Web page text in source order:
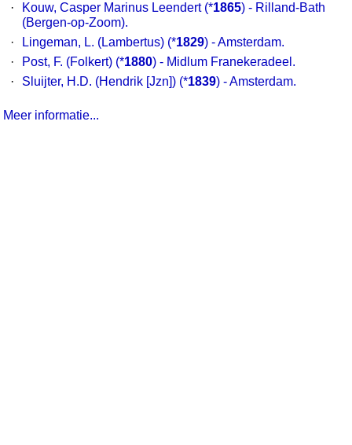
·
Kouw, Casper Marinus Leendert (*1865) - Rilland-Bath
(Bergen-op-Zoom).
·
Lingeman, L. (Lambertus) (*1829) - Amsterdam.
·
Post, F. (Folkert) (*1880) - Midlum Franekeradeel.
·
Sluijter, H.D. (Hendrik [Jzn]) (*1839) - Amsterdam.
Meer informatie...